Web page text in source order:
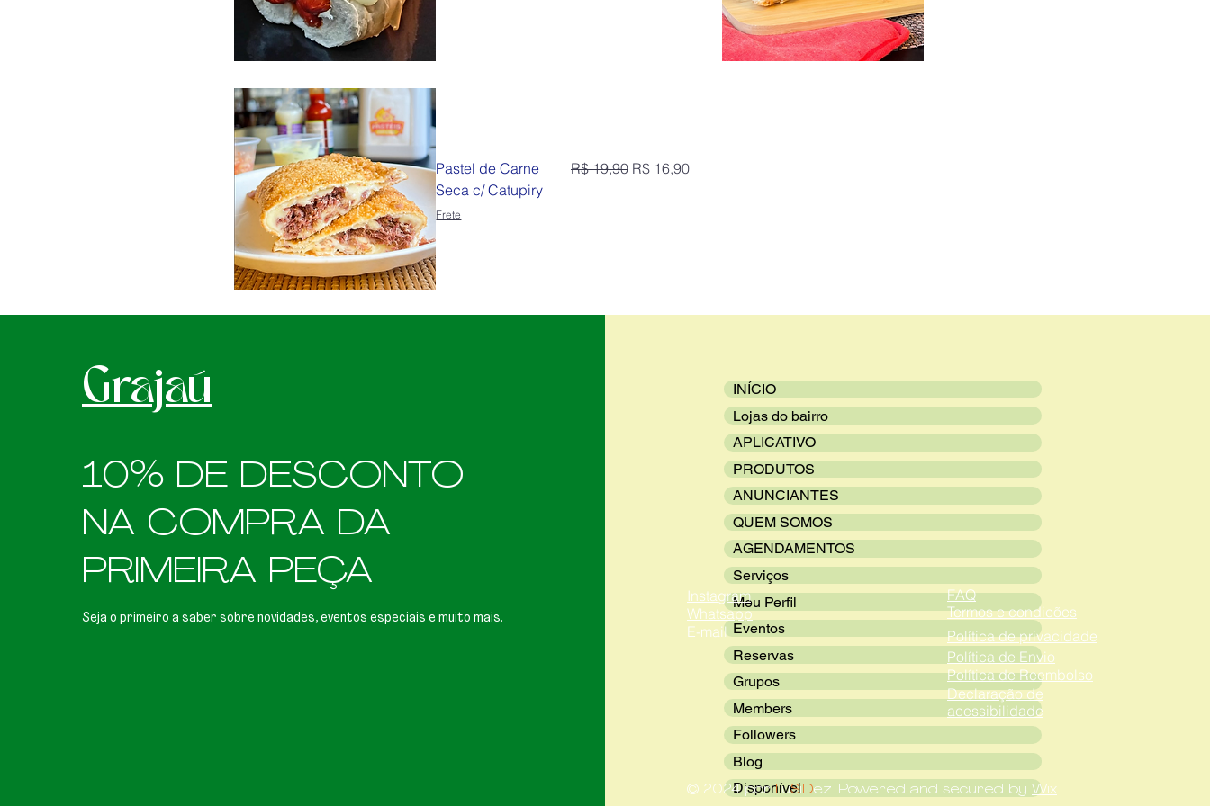
Pastel de Carne
Seca c/ Catupiry
Preço normal
R$ 19,90 Preço promocional
R$ 16,90
Frete
Grajaú
10% DE DESCONTO
NA COMPRA DA
PRIMEIRA PEÇA
Seja o primeiro a saber sobre novidades, eventos especiais e muito mais.
INÍCIO
Lojas do bairro
APLICATIVO
PRODUTOS
ANUNCIANTES
QUEM SOMOS
AGENDAMENTOS
Serviços
Meu Perfil
Eventos
Reservas
Grupos
Members
Followers
Blog
Disponível
Instagram
Whatsapp
E-mail
FAQ
Termos e condicões
Política de privacidade
Política de Envio
Política de Reembolso
Declaração de
acessibilidade
© 2024 porLuSi Dez. Powered and secured by Wix